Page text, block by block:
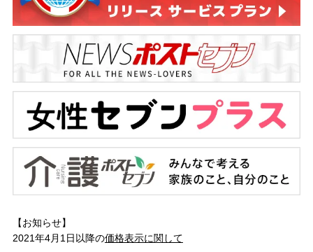
【お知らせ】
2021年4月1日以降の価格表示に関して